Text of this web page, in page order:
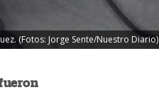
(Fotos: Jorge Sente/Nuestro Diario)